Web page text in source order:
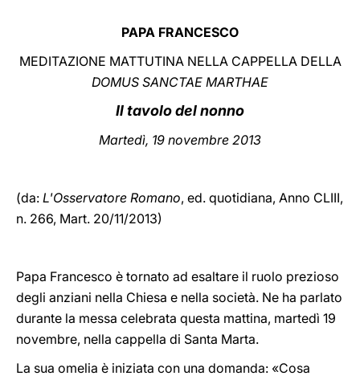
中文
LATINE
PAPA FRANCESCO
MEDITAZIONE MATTUTINA NELLA CAPPELLA DELLA
DOMUS SANCTAE MARTHAE
Il tavolo del nonno
Martedì, 19 novembre 2013
(da: L'Osservatore Romano, ed. quotidiana, Anno CLIII,
n. 266, Mart. 20/11/2013)
Papa Francesco è tornato ad esaltare il ruolo prezioso
degli anziani nella Chiesa e nella società. Ne ha parlato
durante la messa celebrata questa mattina, martedì 19
novembre, nella cappella di Santa Marta.
La sua omelia è iniziata con una domanda: «Cosa